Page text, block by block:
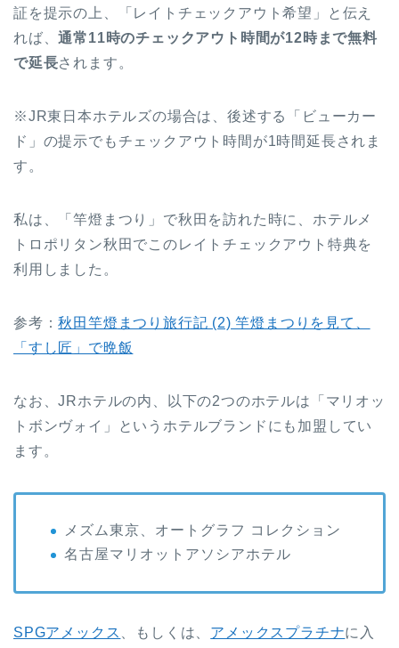
証を提示の上、「レイトチェックアウト希望」と伝え
れば、通常11時のチェックアウト時間が12時まで無料
で延長されます。
※JR東日本ホテルズの場合は、後述する「ビューカー
ド」の提示でもチェックアウト時間が1時間延長されま
す。
私は、「竿燈まつり」で秋田を訪れた時に、ホテルメ
トロポリタン秋田でこのレイトチェックアウト特典を
利用しました。
参考：秋田竿燈まつり旅行記 (2) 竿燈まつりを見て、
「すし匠」で晩飯
なお、JRホテルの内、以下の2つのホテルは「マリオッ
トボンヴォイ」というホテルブランドにも加盟してい
ます。
メズム東京、オートグラフ コレクション
名古屋マリオットアソシアホテル
SPGアメックス 、もしくは、 アメックスプラチナに入